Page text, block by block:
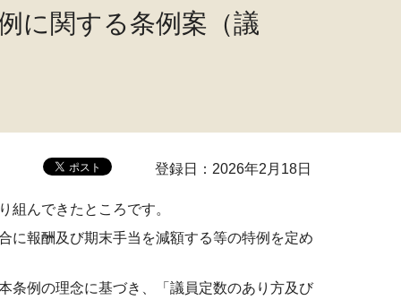
に関する条例案（議
登録日：2026年2月18日
組んできたところです。
報酬及び期末手当を減額する等の特例を定め
例の理念に基づき、「議員定数のあり方及び